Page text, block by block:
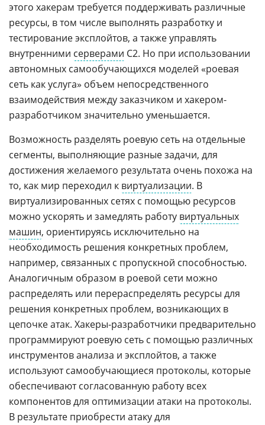
этого хакерам требуется поддерживать различные
ресурсы, в том числе выполнять разработку и
тестирование эксплойтов, а также управлять
внутренними серверами C2. Но при использовании
автономных самообучающихся моделей «роевая
сеть как услуга» объем непосредственного
взаимодействия между заказчиком и хакером-
разработчиком значительно уменьшается.
Возможность разделять роевую сеть на отдельные
сегменты, выполняющие разные задачи, для
достижения желаемого результата очень похожа на
то, как мир переходил к виртуализации. В
виртуализированных сетях с помощью ресурсов
можно ускорять и замедлять работу виртуальных
машин, ориентируясь исключительно на
необходимость решения конкретных проблем,
например, связанных с пропускной способностью.
Аналогичным образом в роевой сети можно
распределять или перераспределять ресурсы для
решения конкретных проблем, возникающих в
цепочке атак. Хакеры-разработчики предварительно
программируют роевую сеть с помощью различных
инструментов анализа и эксплойтов, а также
используют самообучающиеся протоколы, которые
обеспечивают согласованную работу всех
компонентов для оптимизации атаки на протоколы.
В результате приобрести атаку для